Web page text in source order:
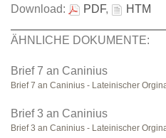
Download: PDF, HTM
ÄHNLICHE DOKUMENTE:
Brief 7 an Caninius
Brief 7 an Caninius - Lateinischer
Brief 3 an Caninius
Brief 3 an Caninius - Lateinischer